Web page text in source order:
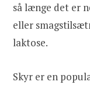
så længe det er
eller
laktose.
Skyr er en